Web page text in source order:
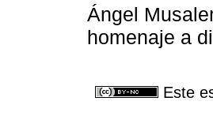
Ángel
homenaje a
Este